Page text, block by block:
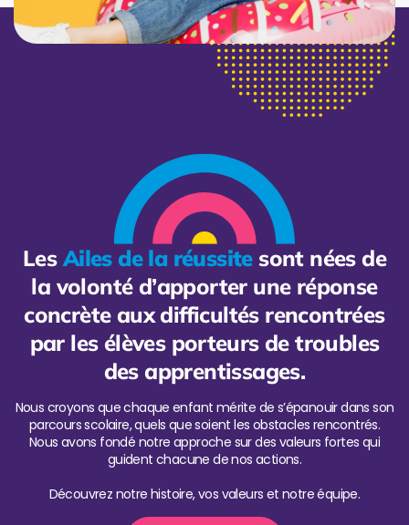
LesAiles de la réussitesont nées de
la volonté d’apporter une réponse
concrète aux difficultés rencontrées
par les élèves porteurs de troubles
des apprentissages.
Nous croyons que chaque enfant mérite de s’épanouir dans son
parcours scolaire, quels que soient les obstacles rencontrés.
Nous avons fondé notre approche sur des valeurs fortes qui
guident chacune de nos actions.
Découvrez notre histoire, vos valeurs et notre équipe.